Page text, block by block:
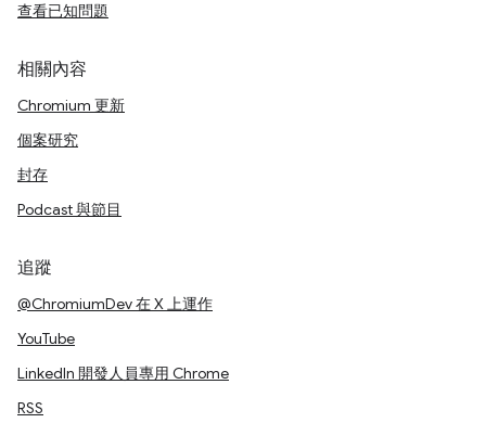
查看已知問題
相關內容
Chromium 更新
個案研究
封存
Podcast 與節目
追蹤
@ChromiumDev 在 X 上運作
YouTube
LinkedIn 開發人員專用 Chrome
RSS